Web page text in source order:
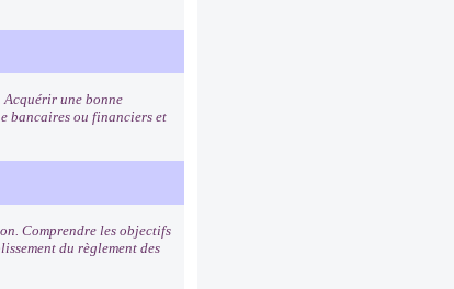
Acquérir une bonne
bancaires ou financiers et
Comprendre les objectifs
du règlement des